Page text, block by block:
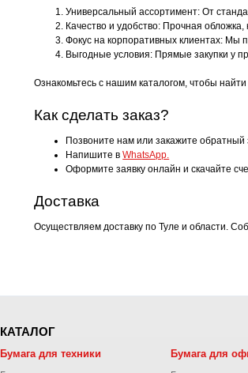
Универсальный ассортимент: От
Качество и удобство: Прочная
Фокус на корпоративных клиентах: Мы
Выгодные условия: Прямые закупки у
Ознакомьтесь с нашим каталогом, чтобы
Как сделать заказ?
Позвоните нам или закажите обратный
Напишите вWhatsApp.
Оформите заявку онлайн и скачайте
Доставка
Осуществляем доставку по Туле и области.
КАТАЛОГ
Бумага для техники Бумага для